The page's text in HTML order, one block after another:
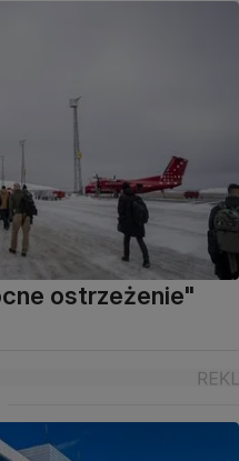
ostrzeżenie"